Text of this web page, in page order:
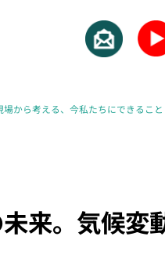
から考える、今私たちにできること
来。気候変